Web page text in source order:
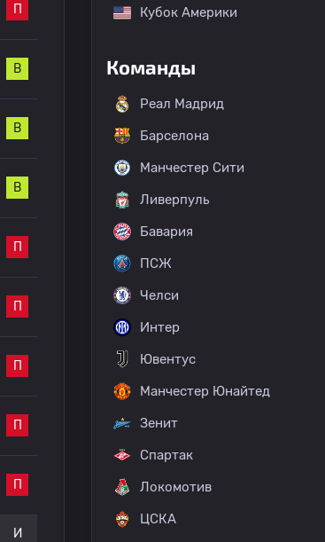
П
В
В
В
П
П
П
П
П
И
Кубок Америки
Команды
Реал Мадрид
Барселона
Манчестер Сити
Ливерпуль
Бавария
ПСЖ
Челси
Интер
Ювентус
Манчестер Юнайтед
Зенит
Спартак
Локомотив
ЦСКА